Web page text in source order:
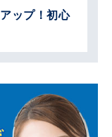
ップ！初心